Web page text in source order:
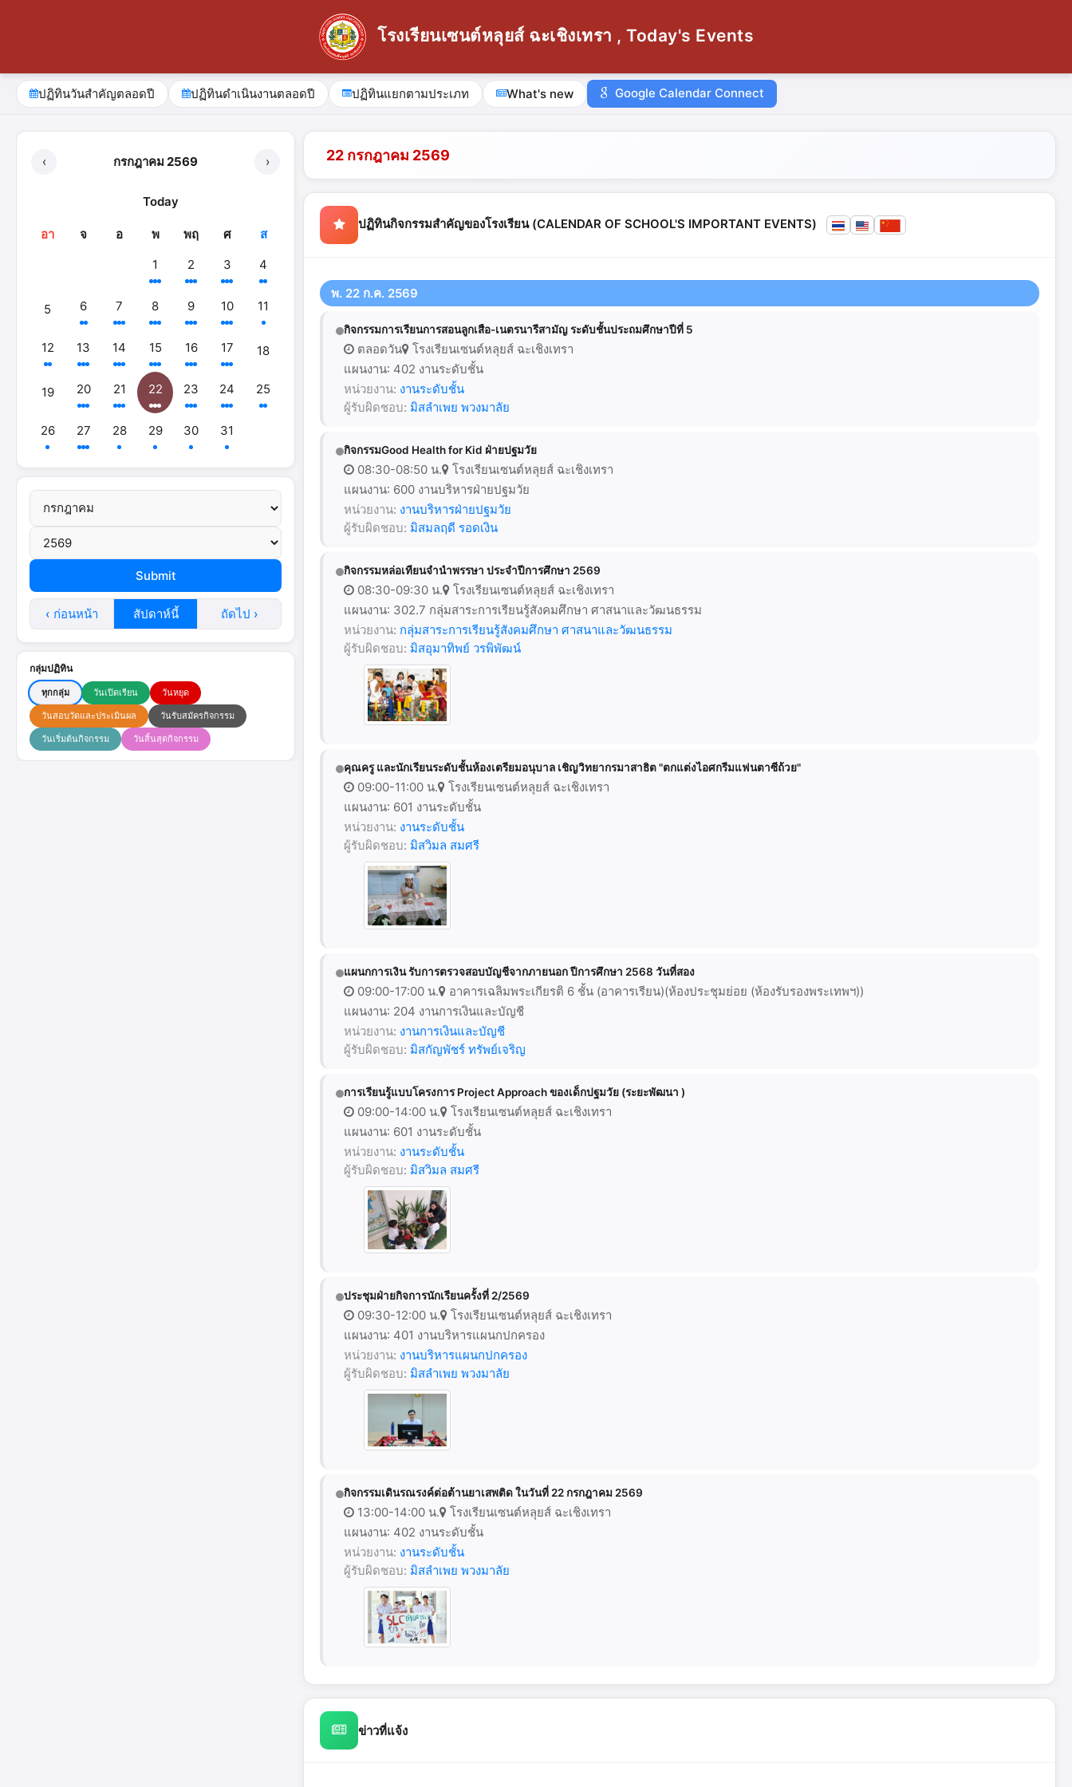
โรงเรียนเซนต์หลุยส์ ฉะเชิงเทรา , Today's Events
ปฏิทินวันสำคัญตลอดปี ปฏิทินดำเนินงานตลอดปี ปฏิทินแยกตามประเภท What's new Google Calendar Connect
‹ กรกฎาคม 2569 ›
Today
อา จ อ พ พฤ ศ
ส
1
2 3 4
5 6 7 8 9 10 11
12 13 14 15 16 17 18
19 20 21 22 23 24 25
26 27 28 29 30 31
‹ ก่อนหน้า สัปดาห์นี้ ถัดไป ›
กลุ่มปฏิทิน
ทุกกลุ่ม วันเปิดเรียน วันหยุด
วันสอบวัดและประเมินผล วันรับสมัครกิจกรรม
วันเริ่มต้นกิจกรรม วันสิ้นสุดกิจกรรม
22 กรกฎาคม 2569
ปฏิทินกิจกรรมสำคัญของโรงเรียน (CALENDAR OF SCHOOL'S IMPORTANT EVENTS)
พ. 22 ก.ค. 2569
กิจกรรมการเรียนการสอนลูกเสือ-เนตรนารีสามัญ ระดับชั้นประถมศึกษาปีที่ 5
ตลอดวัน
โรงเรียนเซนต์หลุยส์ ฉะเชิงเทรา
แผนงาน: 402 งานระดับชั้น
หน่วยงาน: งานระดับชั้น
ผู้รับผิดชอบ: มิสลำเพย พวงมาลัย
กิจกรรมGood Health for Kid ฝ่ายปฐมวัย
08:30-08:50 น.
โรงเรียนเซนต์หลุยส์ ฉะเชิงเทรา
แผนงาน: 600 งานบริหารฝ่ายปฐมวัย
หน่วยงาน: งานบริหารฝ่ายปฐมวัย
ผู้รับผิดชอบ: มิสมลฤดี รอดเงิน
กิจกรรมหล่อเทียนจำนำพรรษา ประจำปีการศึกษา 2569
08:30-09:30 น.
โรงเรียนเซนต์หลุยส์ ฉะเชิงเทรา
แผนงาน: 302.7 กลุ่มสาระการเรียนรู้สังคมศึกษา ศาสนาและวัฒนธรรม
หน่วยงาน: กลุ่มสาระการเรียนรู้สังคมศึกษา ศาสนาและวัฒนธรรม
ผู้รับผิดชอบ: มิสอุมาทิพย์ วรพิพัฒน์
คุณครู และนักเรียนระดับชั้นห้องเตรียมอนุบาล เชิญวิทยากรมาสาธิต "ตกแต่งไอศกรีมแฟนตาซีถ้วย"
09:00-11:00 น.
โรงเรียนเซนต์หลุยส์ ฉะเชิงเทรา
แผนงาน: 601 งานระดับชั้น
หน่วยงาน: งานระดับชั้น
ผู้รับผิดชอบ: มิสวิมล สมศรี
แผนกการเงิน รับการตรวจสอบบัญชีจากภายนอก ปีการศึกษา 2568 วันที่สอง
09:00-17:00 น.
อาคารเฉลิมพระเกียรติ 6 ชั้น (อาคารเรียน)(ห้องประชุมย่อย (ห้องรับรองพระเทพฯ))
แผนงาน: 204 งานการเงินและบัญชี
หน่วยงาน: งานการเงินและบัญชี
ผู้รับผิดชอบ: มิสกัญพัชร์ ทรัพย์เจริญ
การเรียนรู้แบบโครงการ Project Approach ของเด็กปฐมวัย (ระยะพัฒนา )
09:00-14:00 น.
โรงเรียนเซนต์หลุยส์ ฉะเชิงเทรา
แผนงาน: 601 งานระดับชั้น
หน่วยงาน: งานระดับชั้น
ผู้รับผิดชอบ: มิสวิมล สมศรี
ประชุมฝ่ายกิจการนักเรียนครั้งที่ 2/2569
09:30-12:00 น.
โรงเรียนเซนต์หลุยส์ ฉะเชิงเทรา
แผนงาน: 401 งานบริหารแผนกปกครอง
หน่วยงาน: งานบริหารแผนกปกครอง
ผู้รับผิดชอบ: มิสลำเพย พวงมาลัย
กิจกรรมเดินรณรงค์ต่อต้านยาเสพติด ในวันที่ 22 กรกฎาคม 2569
13:00-14:00 น.
โรงเรียนเซนต์หลุยส์ ฉะเชิงเทรา
แผนงาน: 402 งานระดับชั้น
หน่วยงาน: งานระดับชั้น
ผู้รับผิดชอบ: มิสลำเพย พวงมาลัย
ข่าวที่แจ้ง